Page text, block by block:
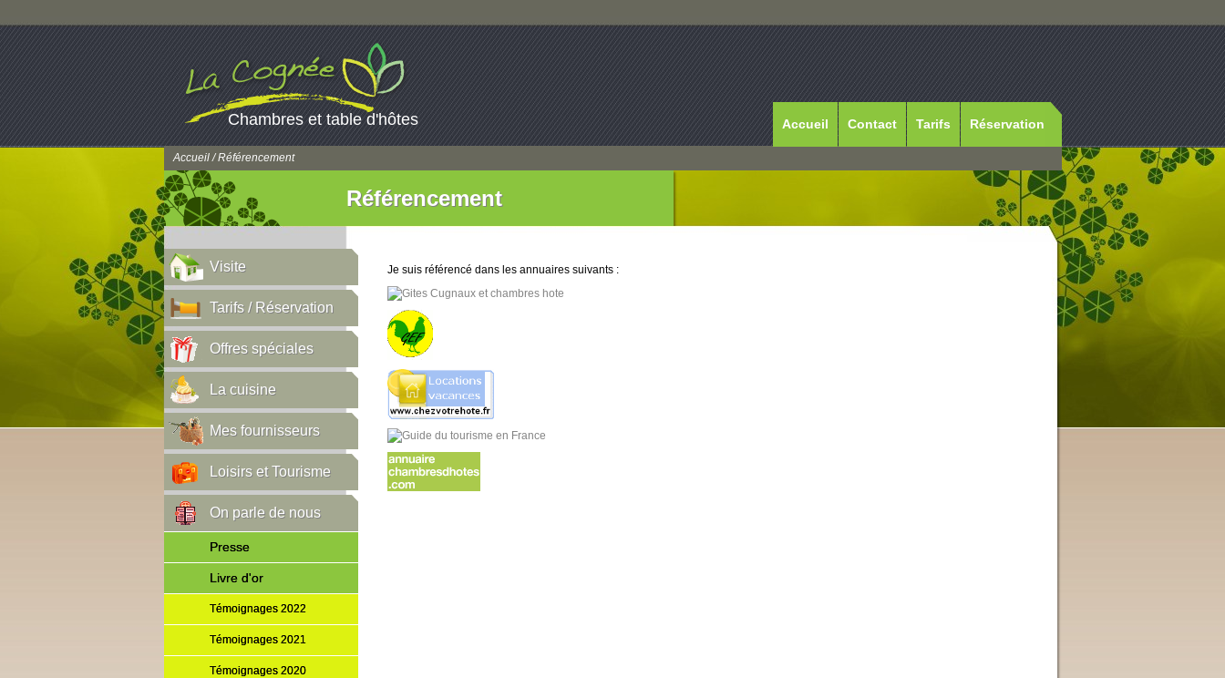
Chambres et table d'hôtes Accueil Contact Tarifs Réservation
Accueil/ Référencement
Référencement
Visite
Tarifs / Réservation
Offres spéciales
La cuisine
Mes fournisseurs
Loisirs et Tourisme
On parle de nous
Presse
Livre d'or
Témoignages 2022
Témoignages 2021
Témoignages 2020
Je suis référencé dans les annuaires suivants :